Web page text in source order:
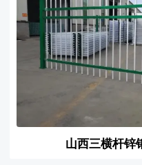
山西三横杆锌